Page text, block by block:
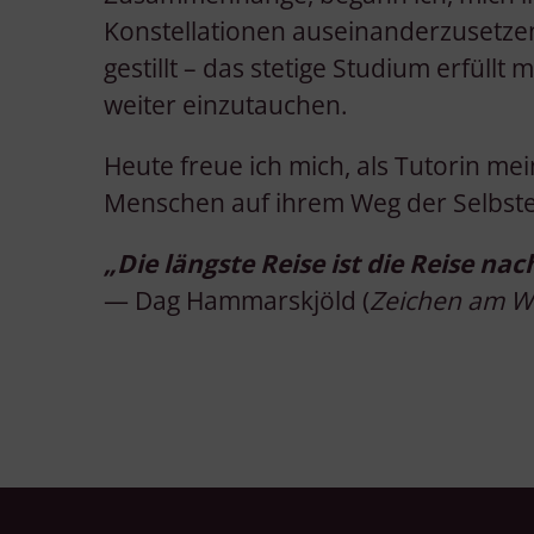
Konstellationen
gestillt – das stetige Studium erfüllt
weiter einzutauchen.
Heute freue ich mich, als Tutorin
Menschen auf ihrem Weg der
„Die längste Reise ist die Reise
— Dag Hammarskjöld (Zeichen am